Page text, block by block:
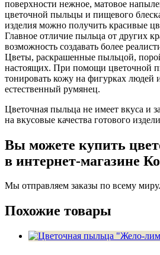
поверхности нежное, матовое
цветочной пыльцы и пищевого
изделия можно получить красивые
Главное отличие пыльца от других
возможность создавать более
Цветы, раскрашенные пыльцой,
настоящих. При помощи цветочной
тонировать кожу на фигурках людей
естественный румянец.
Цветочная пыльца не имеет вкуса и
на вкусовые качества готового
Вы можете купить
в интернет-магазине
Мы отправляем заказы по всему миру.
Похожие товары